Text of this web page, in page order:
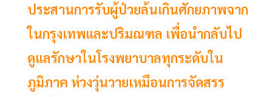
ประสานการรับผู้ป่วยล้นเกินศักยภาพจาก
ในกรุงเทพและปริมณฑล เพื่อนำกลับไป
ดูแลรักษาในโรงพยาบาลทุกระดับใน
ภูมิภาค ห่วงวุ่นวายเหมือนการจัดสรร